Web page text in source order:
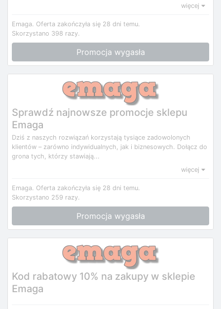
więcej
Emaga. Oferta zakończyła się 28 dni temu.
Skorzystano 398 razy.
Promocja wygasła
Sprawdź najnowsze promocje sklepu
Emaga
Dziś z naszych rozwiązań korzystają tysiące zadowolonych
klientów – zarówno indywidualnych, jak i biznesowych. Dołącz do
grona tych, którzy stawiają...
więcej
Emaga. Oferta zakończyła się 28 dni temu.
Skorzystano 259 razy.
Promocja wygasła
Kod rabatowy 10% na zakupy w sklepie
Emaga